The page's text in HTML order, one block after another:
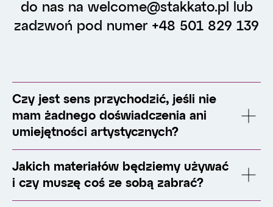
do nas na welcome@stakkato.pl lub
zadzwoń pod numer +48 501 829 139
Czy jest sens przychodzić, jeśli nie
mam żadnego doświadczenia ani
umiejętności artystycznych?
Jakich materiałów będziemy używać
i czy muszę coś ze sobą zabrać?